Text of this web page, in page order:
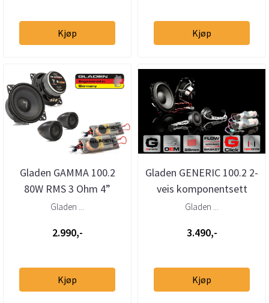
Kjøp Kjøp
Gladen GAMMA 100.2
80W RMS 3 Ohm 4”
komponentsett
Gladen ...
2.990,-
Kjøp
Gladen GENERIC 100.2 2-
veis komponentsett
Gladen ...
3.490,-
Kjøp